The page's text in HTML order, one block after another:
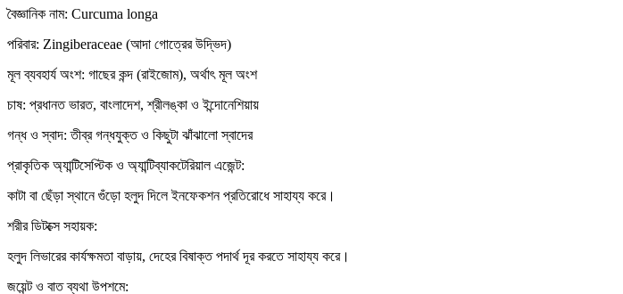
বৈজ্ঞানিক নাম: Curcuma longa
পরিবার: Zingiberaceae (আদা গোত্রের উদ্ভিদ)
মূল ব্যবহার্য অংশ: গাছের কন্দ (রাইজোম), অর্থাৎ মূল অংশ
চাষ: প্রধানত ভারত, বাংলাদেশ, শ্রীলঙ্কা ও ইন্দোনেশিয়ায়
গন্ধ ও স্বাদ: তীব্র গন্ধযুক্ত ও কিছুটা ঝাঁঝালো স্বাদের
প্রাকৃতিক অ্যান্টিসেপ্টিক ও অ্যান্টিব্যাকটেরিয়াল এজেন্ট:
কাটা বা ছেঁড়া স্থানে গুঁড়ো হলুদ দিলে ইনফেকশন প্রতিরোধে সাহায্য করে।
শরীর ডিটক্সে সহায়ক:
হলুদ লিভারের কার্যক্ষমতা বাড়ায়, দেহের বিষাক্ত পদার্থ দূর করতে সাহায্য করে।
জয়েন্ট ও বাত ব্যথা উপশমে: